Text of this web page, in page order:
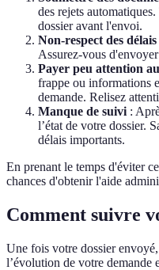
des rejets
dossier avant l'envoi.
Non-respect des délais
Assurez-vous
Payer peu attention
frappe ou informations
demande. Relisez
Manque de suivi :
l’état de votre dossier.
délais importants.
En prenant le temps d'éviter
chances d'obtenir l'aide
Comment suivre
Une fois votre dossier
l’évolution de votre demande